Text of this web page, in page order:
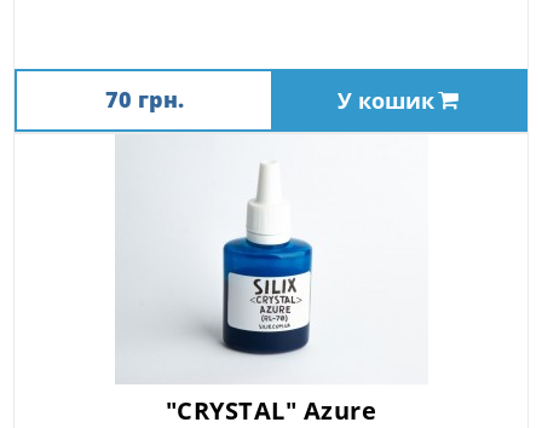
70 грн. У кошик
"CRYSTAL" Azure